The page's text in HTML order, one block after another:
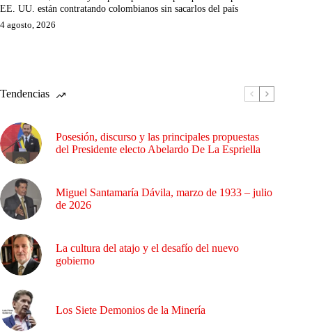
EE. UU. están contratando colombianos sin sacarlos del país
4 agosto, 2026
Tendencias
Posesión, discurso y las principales propuestas
del Presidente electo Abelardo De La Espriella
Miguel Santamaría Dávila, marzo de 1933 – julio
de 2026
La cultura del atajo y el desafío del nuevo
gobierno
Los Siete Demonios de la Minería